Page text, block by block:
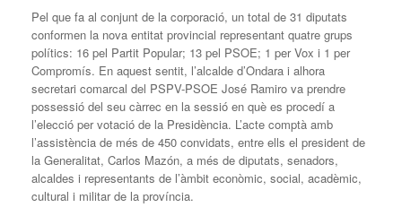
Pel que fa al conjunt de la corporació, un total de 31 diputats
conformen la nova entitat provincial representant quatre grups
polítics: 16 pel Partit Popular; 13 pel PSOE; 1 per Vox i 1 per
Compromís. En aquest sentit, l’alcalde d’Ondara i alhora
secretari comarcal del PSPV-PSOE José Ramiro va prendre
possessió del seu càrrec en la sessió en què es procedí a
l’elecció per votació de la Presidència. L’acte comptà amb
l’assistència de més de 450 convidats, entre ells el president de
la Generalitat, Carlos Mazón, a més de diputats, senadors,
alcaldes i representants de l’àmbit econòmic, social, acadèmic,
cultural i militar de la província.